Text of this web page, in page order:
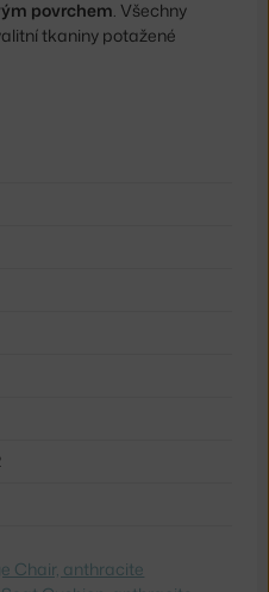
povrchem. Všechny
tkaniny potažené
Chair, anthracite